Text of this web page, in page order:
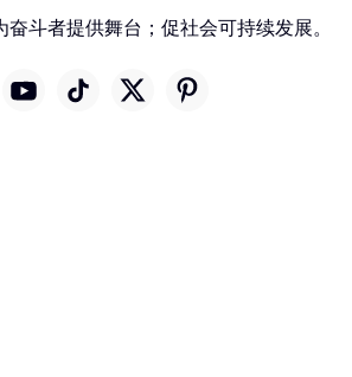
斗者提供舞台；促社会可持续发展。